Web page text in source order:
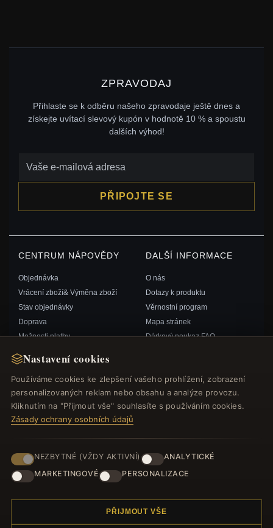
Nastavení cookies
Používáme cookies ke zlepšení vašeho prohlížení, zobrazení
personalizovaných reklam nebo obsahu a analýze provozu.
Kliknutím na "Přijmout vše" souhlasíte s používáním cookies.
Zásady ochrany osobních údajů
NEZBYTNÉ (VŽDY AKTIVNÍ)
ANALYTICKÉ
MARKETINGOVÉ
PERSONALIZACE
PŘIJMOUT VŠE
ZPRAVODAJ
Přihlaste se k odběru našeho zpravodaje ještě dnes a
získejte uvítací slevový kupón v hodnotě 10 % a spoustu
dalších výhod!
PŘIPOJTE SE
CENTRUM NÁPOVĚDY
Objednávka
Vrácení zboží& Výměna zboží
Stav objednávky
Doprava
Možnosti platby
Kontaktujte nás
DALŠÍ INFORMACE
O nás
Dotazy k produktu
Věrnostní program
Mapa stránek
Dárkový poukaz FAQ
RYCHLÉ ODKAZY
Nové produkty
Speciální nabídky
Blog
Recenze
Přihlásit se
SLEDUJTE NÁS